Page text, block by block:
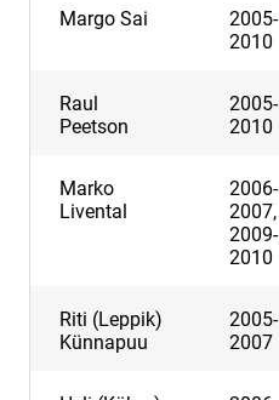
Margo Sai
2005-
2010
Raul
Peetson
2005-
2010
Marko
Livental
2006-
2007,
2009-
2010
Riti (Leppik)
Künnapuu
2005-
2007